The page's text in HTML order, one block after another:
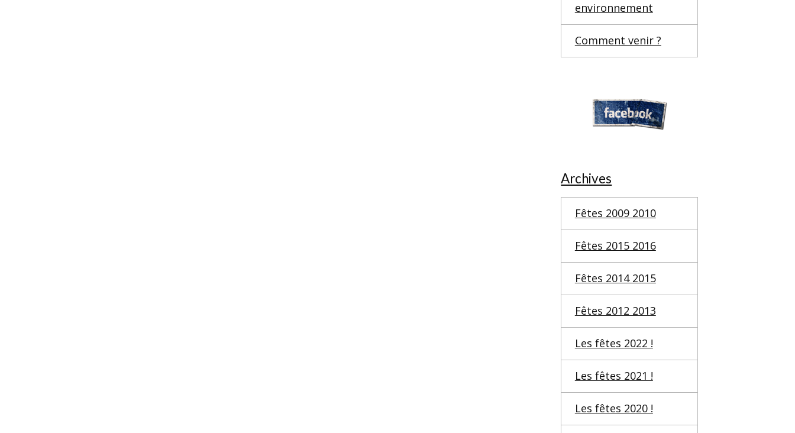
environnement
Comment venir ?
Archives
Fêtes 2009 2010
Fêtes 2015 2016
Fêtes 2014 2015
Fêtes 2012 2013
Les fêtes 2022 !
Les fêtes 2021 !
Les fêtes 2020 !